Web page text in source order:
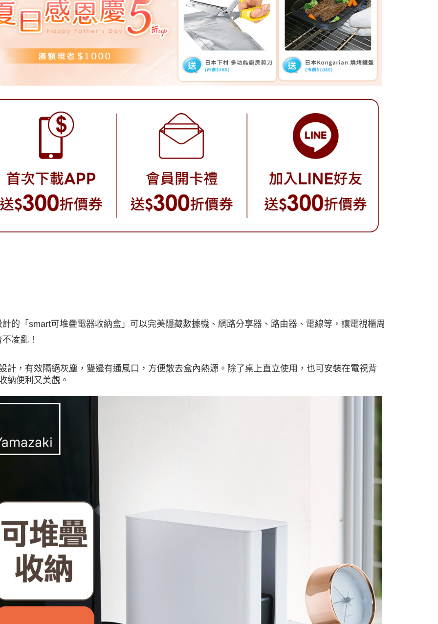
計的「smart可堆疊電器收納盒」可以完美隱藏數據機、網路分享器、路由器、電線等，讓電視櫃周
凌亂！
計，有效隔絕灰塵，雙邊有通風口，方便散去盒內熱源。除了桌上直立使用，也可安裝在電視背
納便利又美觀。